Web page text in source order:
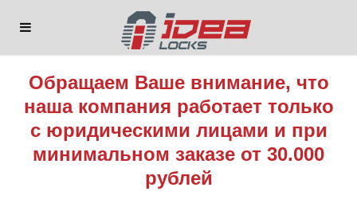
Обращаем Ваше внимание, что
наша компания работает только
с юридическими лицами и при
минимальном заказе от 30.000
рублей